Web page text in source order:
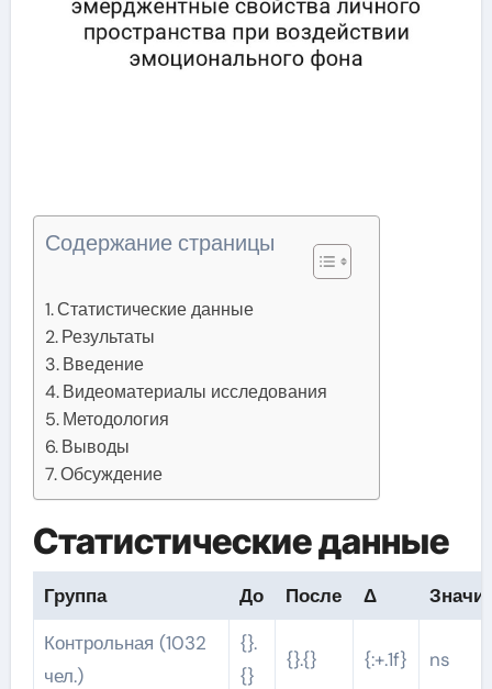
Содержание страницы
Статистические данные
Результаты
Введение
Видеоматериалы исследования
Методология
Выводы
Обсуждение
Статистические данные
Группа До После Δ
Контрольная (1032
чел.)
{}.
{}
{}.{} {:+.1f} ns